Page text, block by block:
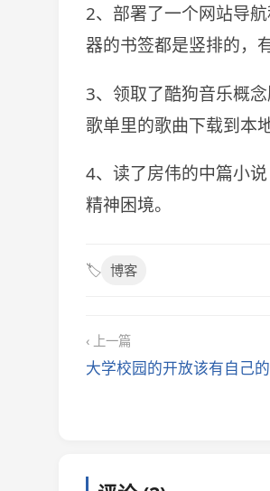
2、部署了一个网站导
器的书签都是竖排的，
3、领取了酷狗音乐概
歌单里的歌曲下载到本
4、读了房伟的中篇小
精神困境。
🏷️ 博客
‹ 上一篇
大学校园的开放该有自己